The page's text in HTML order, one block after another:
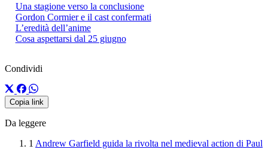
Una stagione verso la conclusione
Gordon Cormier e il cast confermati
L’eredità dell’anime
Cosa aspettarsi dal 25 giugno
Condividi
Copia link
Da leggere
1 Andrew Garfield guida la rivolta nel medieval action di Paul